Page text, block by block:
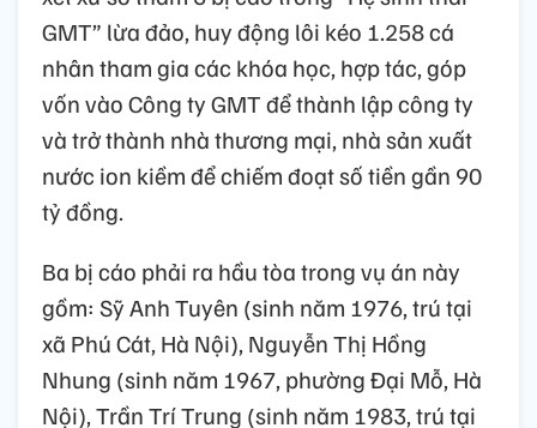
GMT” lừa đảo, huy động lôi kéo 1.258 cá
nhân tham gia các khóa học, hợp tác, góp
vốn vào Công ty GMT để thành lập công ty
và trở thành nhà thương mại, nhà sản xuất
nước ion kiềm để chiếm đoạt số tiền gần 90
tỷ đồng.
Ba bị cáo phải ra hầu tòa trong vụ án này
gồm: Sỹ Anh Tuyên (sinh năm 1976, trú tại
xã Phú Cát, Hà Nội), Nguyễn Thị Hồng
Nhung (sinh năm 1967, phường Đại Mỗ, Hà
Nội), Trần Trí Trung (sinh năm 1983, trú tại